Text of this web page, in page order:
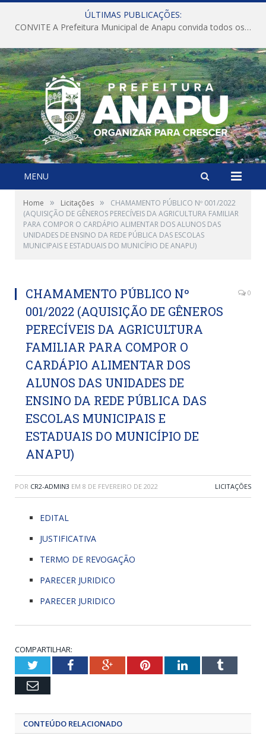
ÚLTIMAS PUBLICAÇÕES:
CONVITE A Prefeitura Municipal de Anapu convida todos os servidores públicos municipais para participarem da Audiência Pública de discussão da Lei de Diretrizes Orçamentárias (LDO), importante instrumento de planejamento das ações e investimentos da Administração Pública para o próximo exercício financeiro.
MENU
Home » Licitações »
CHAMAMENTO PÚBLICO Nº 001/2022
(AQUISIÇÃO DE GÊNEROS PERECÍVEIS DA AGRICULTURA FAMILIAR
PARA COMPOR O CARDÁPIO ALIMENTAR DOS ALUNOS DAS
UNIDADES DE ENSINO DA REDE PÚBLICA DAS ESCOLAS
MUNICIPAIS E ESTADUAIS DO MUNICÍPIO DE ANAPU)
CHAMAMENTO PÚBLICO Nº
001/2022 (AQUISIÇÃO DE GÊNEROS
PERECÍVEIS DA AGRICULTURA
FAMILIAR PARA COMPOR O
CARDÁPIO ALIMENTAR DOS
ALUNOS DAS UNIDADES DE
ENSINO DA REDE PÚBLICA DAS
ESCOLAS MUNICIPAIS E
ESTADUAIS DO MUNICÍPIO DE
ANAPU)
0
POR CR2-ADMIN3 EM 8 DE FEVEREIRO DE 2022 LICITAÇÕES
EDITAL
JUSTIFICATIVA
TERMO DE REVOGAÇÃO
PARECER JURIDICO
PARECER JURIDICO
COMPARTILHAR:
TwitterFacebookGoogle+PinterestLinkedInTumblr
Email
CONTEÚDO RELACIONADO